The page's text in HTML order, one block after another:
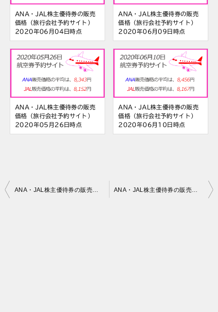
ANA・JAL株主優待券の販売
価格（旅行会社予約サイト）
2020年06月04日時点
ANA・JAL株主優待券の販売
価格（旅行会社予約サイト）
2020年06月09日時点
ANA・JAL株主優待券の販売
価格（旅行会社予約サイト）
2020年05月26日時点
ANA・JAL株主優待券の販売
価格（旅行会社予約サイト）
2020年06月10日時点
投